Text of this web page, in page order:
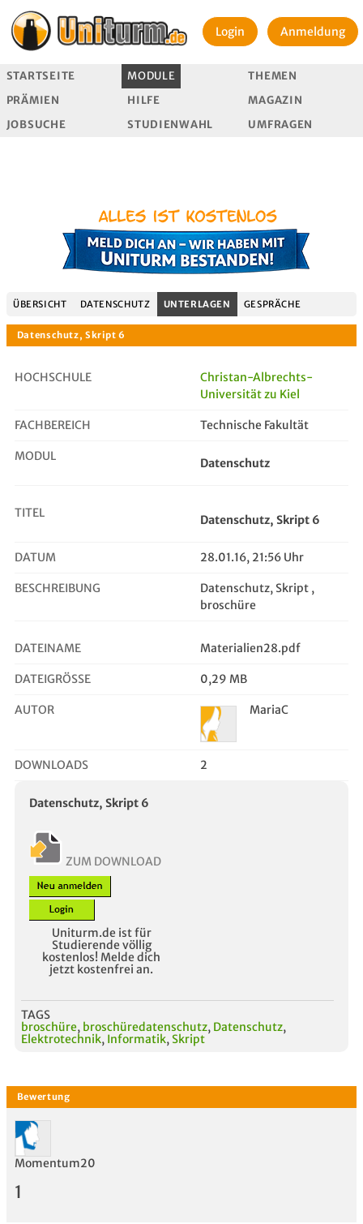
Login Anmeldung
STARTSEITE MODULE
THEMEN
PRÄMIEN
HILFE
MAGAZIN
JOBSUCHE
STUDIENWAHL UMFRAGEN
ÜBERSICHT DATENSCHUTZ UNTERLAGEN GESPRÄCHE
Datenschutz, Skript 6
HOCHSCHULE
Christan-Albrechts-
Universität zu Kiel
FACHBEREICH Technische Fakultät
MODUL Datenschutz
TITEL Datenschutz, Skript 6
DATUM 28.01.16, 21:56 Uhr
BESCHREIBUNG
Datenschutz, Skript ,
broschüre
DATEINAME Materialien28.pdf
DATEIGRÖSSE 0,29 MB
AUTOR MariaC
DOWNLOADS 2
Datenschutz, Skript 6
ZUM DOWNLOAD
Uniturm.de ist für
Studierende völlig
kostenlos! Melde dich
jetzt kostenfrei an.
TAGS
broschüre, broschüredatenschutz, Datenschutz,
Elektrotechnik, Informatik, Skript
Momentum20
1